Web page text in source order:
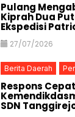
Pulang
Kiprah Dua
Ekspedisi
27/07/2026
Berita Daerah
Respons
SDN